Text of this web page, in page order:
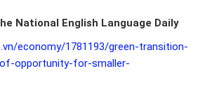
National English Language Daily
economy/1781193/green-transition-
opportunity-for-smaller-